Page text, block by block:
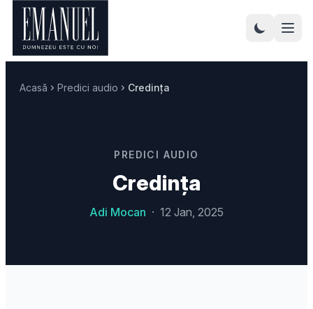
Acasă Predici audio Credința
PREDICI AUDIO
Credința
Adi Mocan · 12 Jan, 2025